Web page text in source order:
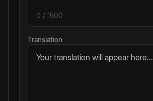
0 / 1500
Translation
Your translation will appear here...